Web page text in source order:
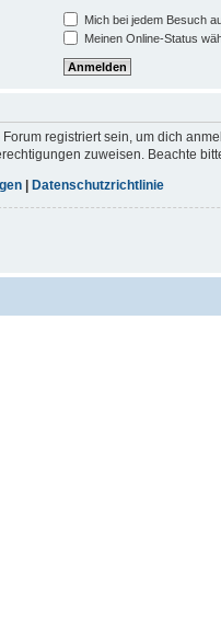
Mich bei jedem Besuch
Meinen Online-Status
Forum registriert sein, um dich
zuweisen. Beachte
Datenschutzrichtlinie